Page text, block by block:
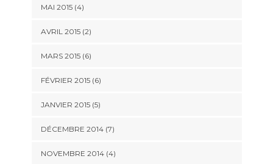
MAI 2015(4)
AVRIL 2015(2)
MARS 2015(6)
FÉVRIER 2015(6)
JANVIER 2015(5)
DÉCEMBRE 2014(7)
NOVEMBRE 2014(4)